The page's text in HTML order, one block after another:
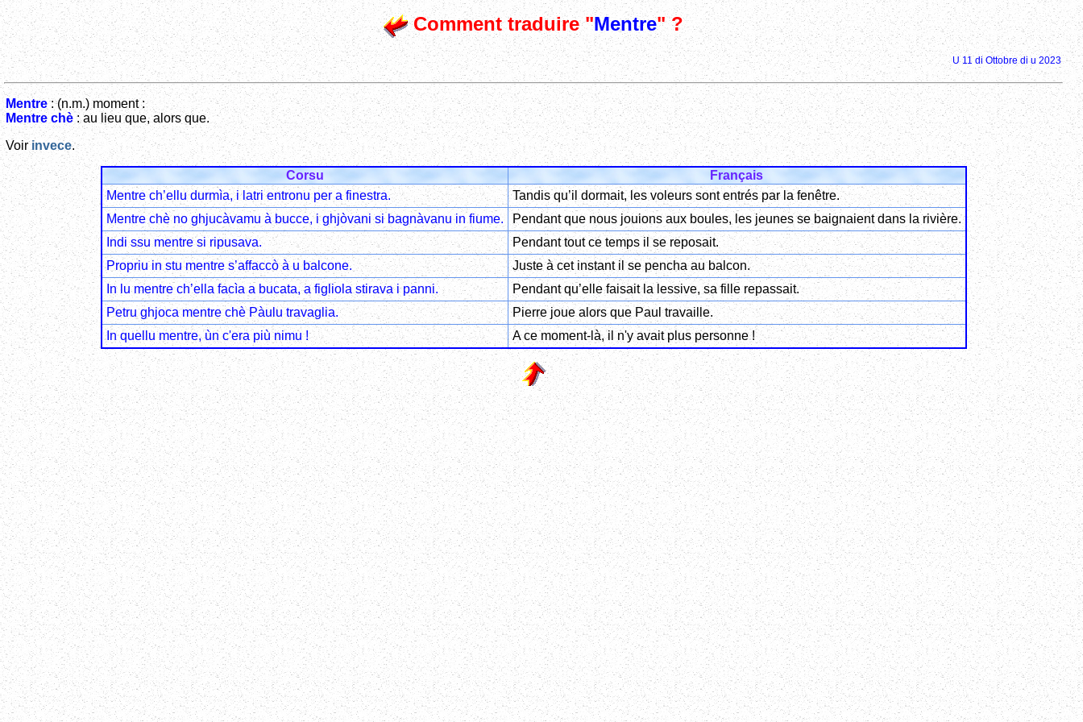
Comment traduire "Mentre" ?
U 11 di Ottobre di u 2023
Mentre: (n.m.) moment :
Mentre chè : au lieu que, alors que.
Voirinvece.
Corsu
Français
Mentre ch’ellu durmìa, i latri entronu per a finestra.
Tandis qu’il dormait, les voleurs sont entrés par la fenêtre.
Mentre chè no ghjucàvamu à bucce, i ghjòvani si bagnàvanu in fiume.
Pendant que nous jouions aux boules, les jeunes se baignaient dans la rivière.
Indi ssu mentre si ripusava.
Pendant tout ce temps il se reposait.
Propriu in stu mentre s’affaccò à u balcone.
Juste à cet instant il se pencha au balcon.
In lu mentre ch’ella facìa a bucata, a figliola stirava i panni.
Pendant qu’elle faisait la lessive, sa fille repassait.
Petru ghjoca mentre chè Pàulu travaglia.
Pierre joue alors que Paul travaille.
In quellu mentre, ùn c'era più nimu !
A ce moment-là, il n'y avait plus personne !